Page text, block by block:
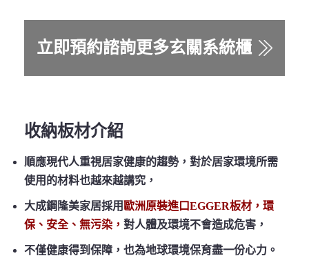
立即預約諮詢更多玄關系統櫃
收納板材介紹
順應現代人重視居家健康的趨勢，對於居家環境所需
使用的材料也越來越講究，
大成鋼隆美家居採用 歐洲原裝進口EGGER板材，環
保、安全、無污染， 對人體及環境不會造成危害，
不僅健康得到保障，也為地球環境保育盡一份心力。